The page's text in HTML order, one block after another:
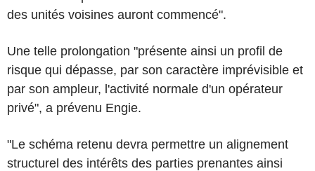
des unités voisines auront commencé".
Une telle prolongation "présente ainsi un profil de
risque qui dépasse, par son caractère imprévisible et
par son ampleur, l'activité normale d'un opérateur
privé", a prévenu Engie.
"Le schéma retenu devra permettre un alignement
structurel des intérêts des parties prenantes ainsi